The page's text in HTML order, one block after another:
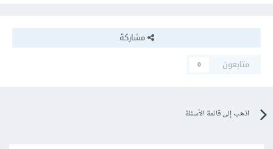
مشاركة
متابعون
0
اذهب إلى قائمة الأسئلة